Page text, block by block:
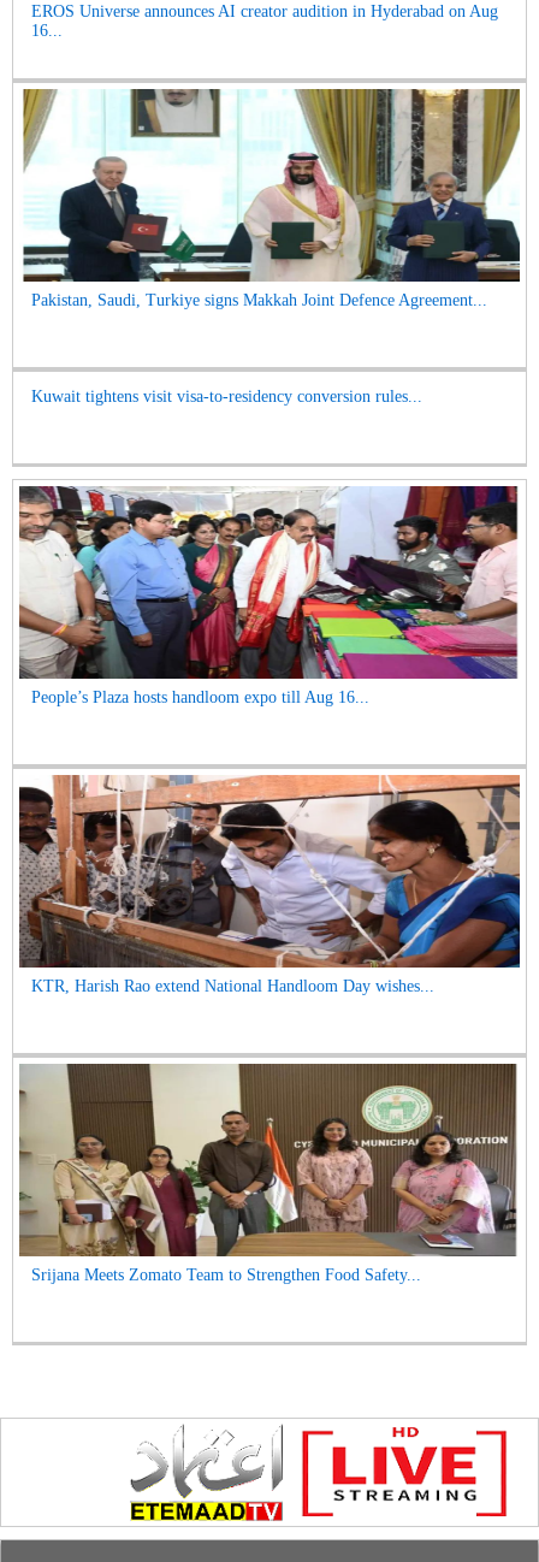
EROS Universe announces AI creator audition in Hyderabad on Aug
16...
Pakistan, Saudi, Turkiye signs Makkah Joint Defence Agreement...
Kuwait tightens visit visa-to-residency conversion rules...
People’s Plaza hosts handloom expo till Aug 16...
KTR, Harish Rao extend National Handloom Day wishes...
Srijana Meets Zomato Team to Strengthen Food Safety...